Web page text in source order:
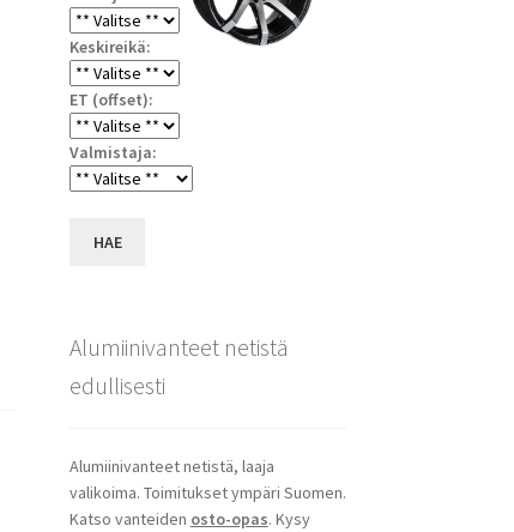
Keskireikä:
ET (offset):
Valmistaja:
HAE
Alumiinivanteet netistä
edullisesti
Alumiinivanteet netistä, laaja
valikoima. Toimitukset ympäri Suomen.
Katso vanteiden osto-opas. Kysy